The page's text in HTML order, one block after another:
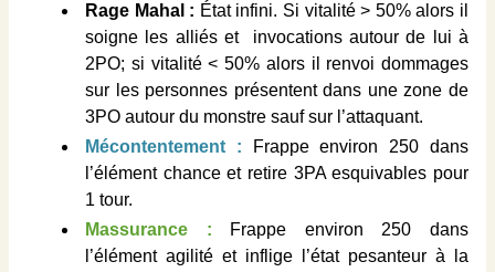
Rage Mahal : État infini. Si vitalité > 50% alors il
soigne les alliés et invocations autour de lui à
2PO; si vitalité < 50% alors il renvoi dommages
sur les personnes présentent dans une zone de
3PO autour du monstre sauf sur l’attaquant.
Mécontentement : Frappe environ 250 dans
l’élément chance et retire 3PA esquivables pour
1 tour.
Massurance :
Frappe environ 250 dans
l’élément agilité et inflige l’état pesanteur à la